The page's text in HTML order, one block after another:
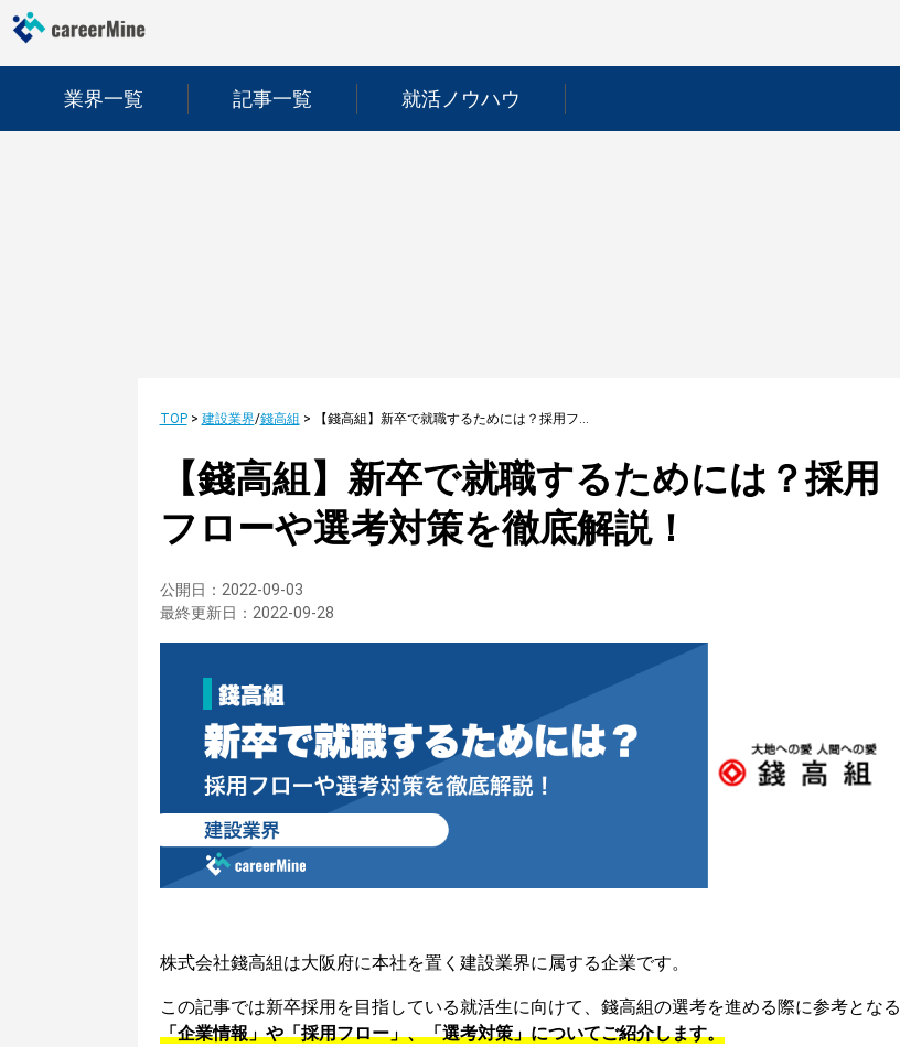
業界一覧 記事一覧 就活ノウハウ
TOP> 建設業界/錢高組 > 【錢高組】新卒で就職するためには？採用フローや選考対策を徹底解説！
【錢高組】新卒で就職するためには？採用
フローや選考対策を徹底解説！
公開日： 2022-09-03
最終更新日： 2022-09-28
株式会社錢高組は大阪府に本社を置く建設業界に属する企業です。
この記事では新卒採用を目指している就活生に向けて、錢高組の選考を進める際に参考となる
「企業情報」や「採用フロー」、「選考対策」についてご紹介します。